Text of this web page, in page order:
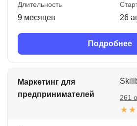
Длительность
9 месяцев 26
Подробнее
Маркетинг для
предпринимателей
261